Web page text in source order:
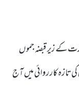
کے زیر قبضہ جموں
تازہ کارروائی میں آج